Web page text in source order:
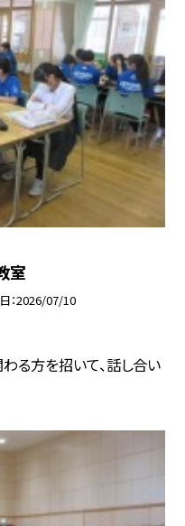
室
2026/07/10
る方を招いて、話し合い